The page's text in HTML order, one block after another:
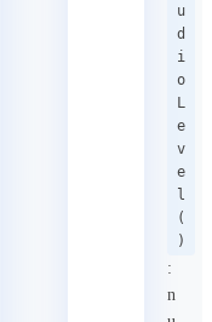
u
d
i
o
L
e
v
e
l
(
)
:
n